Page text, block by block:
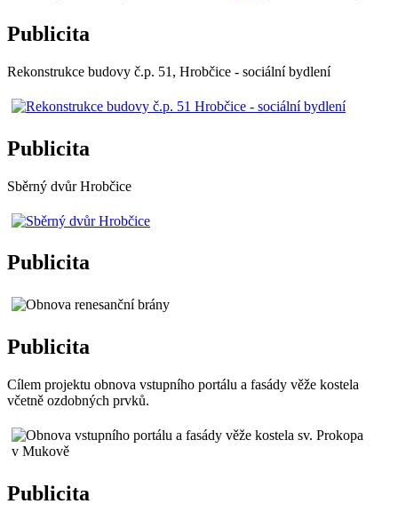
Publicita
Rekonstrukce budovy č.p. 51, Hrobčice - sociální bydlení
Publicita
Sběrný dvůr Hrobčice
Publicita
Publicita
Cílem projektu obnova vstupního portálu a fasády věže kostela
včetně ozdobných prvků.
Publicita